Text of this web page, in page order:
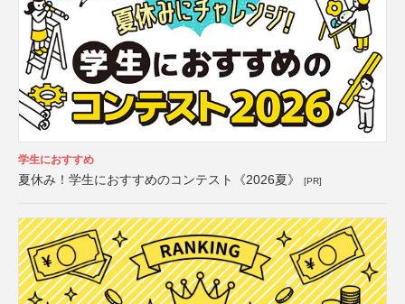
学生におすすめ
夏休み！学生におすすめのコンテスト《2026夏》 [PR]